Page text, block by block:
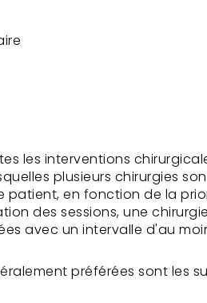
les interventions
plusieurs chirurgies
en fonction de la
des sessions, une
avec un intervalle d'au
préférées sont les